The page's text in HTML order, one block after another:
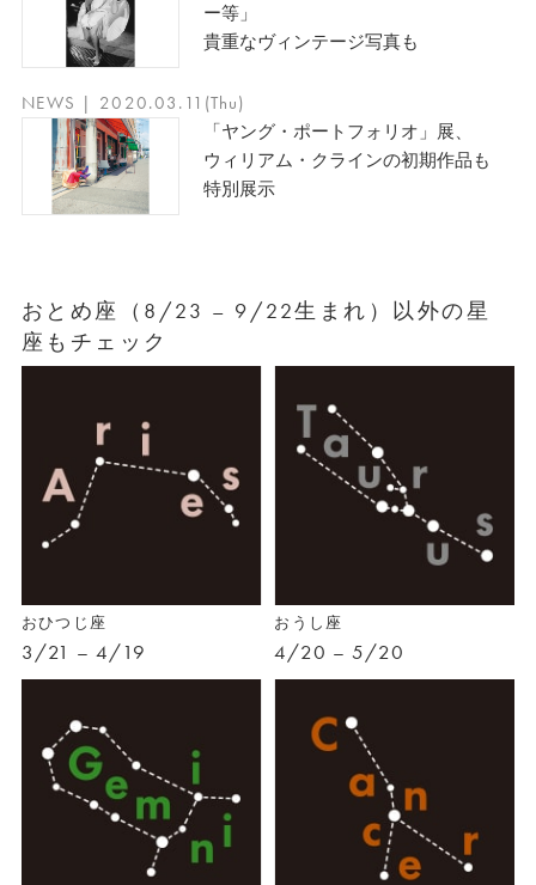
ー等」
貴重なヴィンテージ写真も
NEWS | 2020.03.11(Thu)
「ヤング・ポートフォリオ」展、
ウィリアム・クラインの初期作品も
特別展示
おとめ座（8/23 – 9/22生まれ）以外の星
座もチェック
おひつじ座
3/21 – 4/19
おうし座
4/20 – 5/20